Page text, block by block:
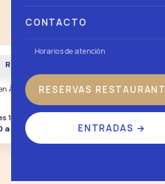
CONTACTO
Horarios de atención
RESERVAS
ENTRADAS →
RESERVA AHORA
Àtic · Afterwork.
12 agosto 2026
a 21:00
Afterwork en Àtic
Jueves 13
De 18:00 a